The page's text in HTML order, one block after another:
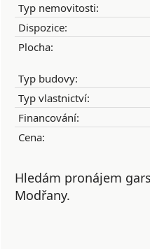
Typ nemovitosti:
Dispozice:
Plocha:
Typ budovy:
Typ vlastnictví:
Financování:
Cena:
Hledám pronájem
Modřany.